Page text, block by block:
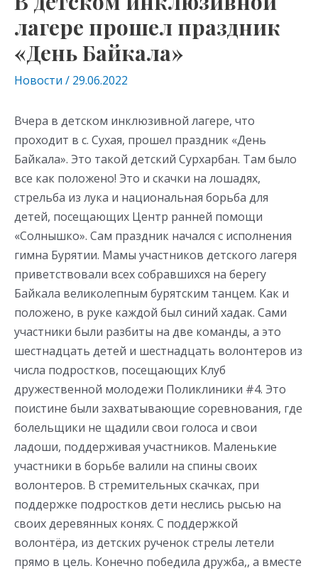
лагере прошел праздник
«День Байкала»
Новости / 29.06.2022
Вчера в детском инклюзивной лагере, что
проходит в с. Сухая, прошел праздник «День
Байкала». Это такой детский Сурхарбан. Там было
все как положено! Это и скачки на лошадях,
стрельба из лука и национальная борьба для
детей, посещающих Центр ранней помощи
«Солнышко». Сам праздник начался с исполнения
гимна Бурятии. Мамы участников детского лагеря
приветствовали всех собравшихся на берегу
Байкала великолепным бурятским танцем. Как и
положено, в руке каждой был синий хадак. Сами
участники были разбиты на две команды, а это
шестнадцать детей и шестнадцать волонтеров из
числа подростков, посещающих Клуб
дружественной молодежи Поликлиники #4. Это
поистине были захватывающие соревнования, где
болельщики не щадили свои голоса и свои
ладоши, поддерживая участников. Маленькие
участники в борьбе валили на спины своих
волонтеров. В стремительных скачках, при
поддержке подростков дети неслись рысью на
своих деревянных конях. С поддержкой
волонтёра, из детских рученок стрелы летели
прямо в цель. Конечно победила дружба,, а вместе